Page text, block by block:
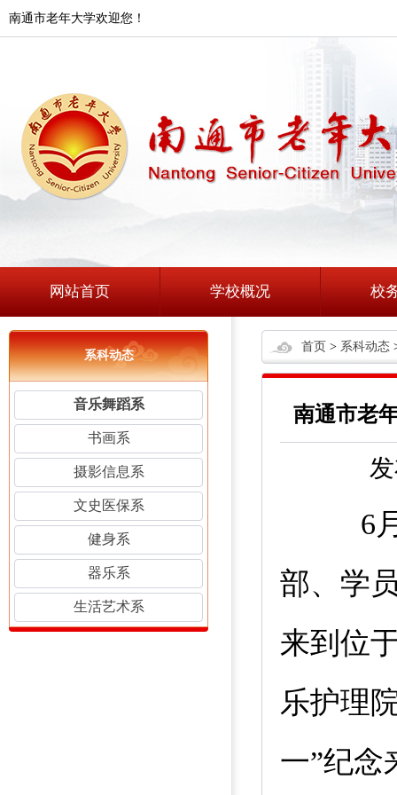
南通市老年大学欢迎您！
网站首页 学校概况 校
系科动态
音乐舞蹈系
书画系
摄影信息系
文史医保系
健身系
器乐系
生活艺术系
首页 > 系科动态
6
部、学
来到位
乐护理
一”纪念